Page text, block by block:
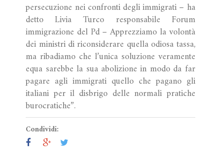
persecuzione nei confronti degli immigrati – ha
detto Livia Turco responsabile Forum
immigrazione del Pd – Apprezziamo la volontà
dei ministri di riconsiderare quella odiosa tassa,
ma ribadiamo che l’unica soluzione veramente
equa sarebbe la sua abolizione in modo da far
pagare agli immigrati quello che pagano gli
italiani per il disbrigo delle normali pratiche
burocratiche”.
Condividi: